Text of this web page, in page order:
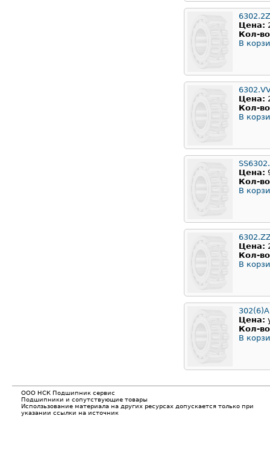
Цена:
Кол-
В
Цена:
Кол-
В
Цена:
Кол-
В
Цена:
Кол-
В
Цена:
Кол-
В
ООО НСК Подшипник сервис
Подшипники и сопутствующие товары
Исползьзование материала на других ресурсах допускается только при
указании ссылки на источник